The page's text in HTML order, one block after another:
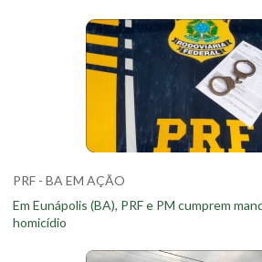
PRF - BA EM AÇÃO
Em Eunápolis (BA), PRF e PM cumprem
homicídio